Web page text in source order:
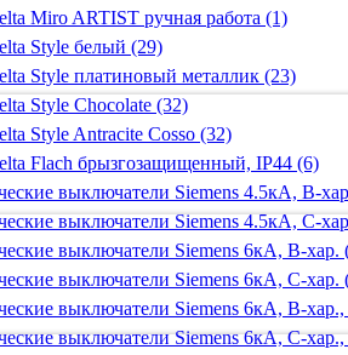
Miro ARTIST ручная работа (1)
Style белый (29)
Style платиновый металлик (23)
Style Chocolate (32)
Style Antracite Cosso (32)
Flach брызгозащищенный, IP44 (6)
выключатели Siemens 4.5кА, B-
выключатели Siemens 4.5кА, C-
выключатели Siemens 6кА, B-хар.
выключатели Siemens 6кА, С-хар.
выключатели Siemens 6кА, B-
выключатели Siemens 6кА, C-